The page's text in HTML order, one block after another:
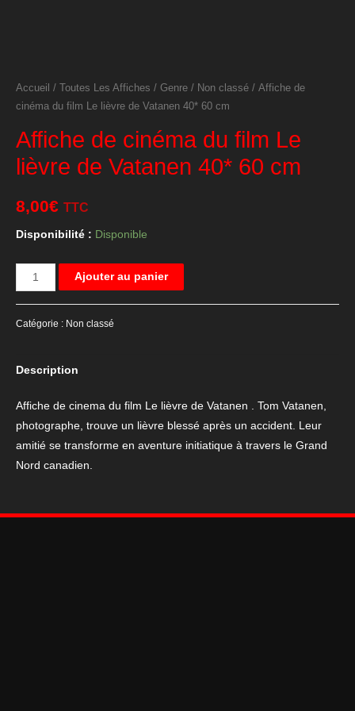
Accueil / Toutes Les Affiches / Genre / Non classé / Affiche de
cinéma du film Le lièvre de Vatanen 40* 60 cm
Affiche de cinéma du film Le
lièvre de Vatanen 40* 60 cm
8,00€ TTC
Disponibilité : Disponible
quantité
de
du
Le
lièvre
de
Vatanen
60
Ajouter au panier
Catégorie : Non classé
Description
Affiche de cinema du film Le lièvre de Vatanen . Tom Vatanen,
photographe, trouve un lièvre blessé après un accident. Leur
amitié se transforme en aventure initiatique à travers le Grand
Nord canadien.